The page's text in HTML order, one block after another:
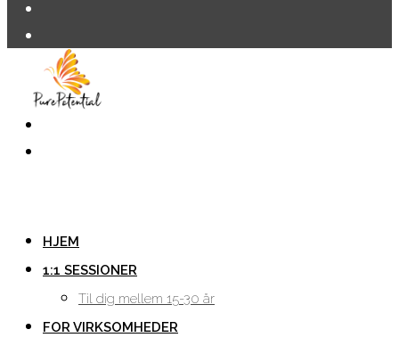
HJEM
1:1 SESSIONER
Til dig mellem 15-30 år
FOR VIRKSOMHEDER